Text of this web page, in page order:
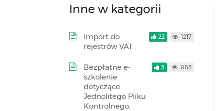
Inne w kategorii
Import do
rejestrów VAT
22 1217
Bezpłatne e-
szkolenie
dotyczące
Jednolitego Pliku
Kontrolnego.
3 863